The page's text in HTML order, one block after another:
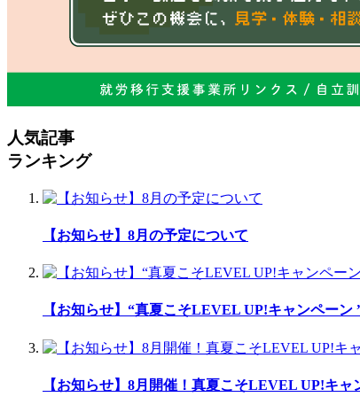
人気記事
ランキング
【お知らせ】8月の予定について
【お知らせ】“真夏こそLEVEL UP!キャンペーン
【お知らせ】8月開催！真夏こそLEVEL UP!キャ